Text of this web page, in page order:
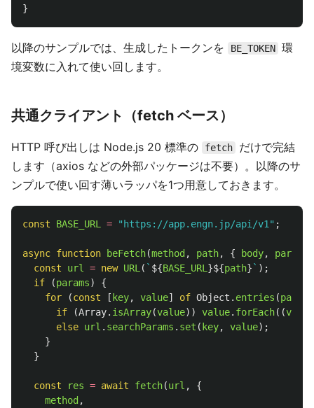
}
以降のサンプルでは、生成したトークンを BE_TOKEN 環
境変数に入れて使い回します。
共通クライアント（fetch ベース）
HTTP 呼び出しは Node.js 20 標準の fetch
だけで完結
します（axios などの外部パッケージは不要）。以降のサ
ンプルで使い回す薄いラッパを1つ用意しておきます。
const BASE_URL = " https://app.engn.jp/api/v1 " ;
async function beFetch(method , path, { body,
params
const
url = new URL ( ` ${BASE_URL }${path} ` );
if
(params)
{
for
(const [ key, value] of Object . entries (params
if
(Array. isArray(value)) value. forEach((v
else url . searchParams . set ( key, value);
}
}
const res = await fetch(url ,
{
method ,